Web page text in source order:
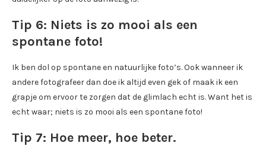
Tip 6: Niets is zo mooi als een
spontane foto!
Ik ben dol op spontane en natuurlijke foto’s. Ook wanneer ik
andere fotografeer dan doe ik altijd even gek of maak ik een
grapje om ervoor te zorgen dat de glimlach echt is. Want het is
echt waar; niets is zo mooi als een spontane foto!
Tip 7: Hoe meer, hoe beter.